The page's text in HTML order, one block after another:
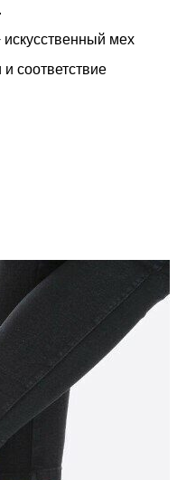
искусственный мех
соответствие